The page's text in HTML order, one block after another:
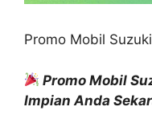
Promo Mobil
Promo Mobil
Impian Anda